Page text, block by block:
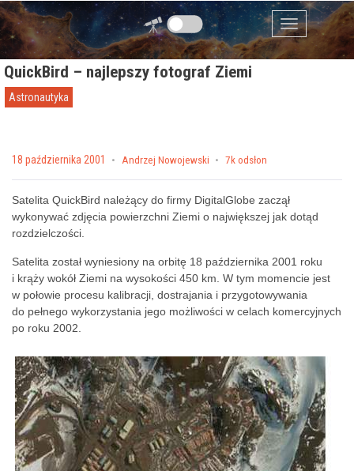
Przejdź do zawartości
Menu
QuickBird – najlepszy fotograf Ziemi
Astronautyka
Posted on
18 października 2001 by Andrzej Nowojewski 7k odsłon
Satelita QuickBird należący do firmy DigitalGlobe zaczął
wykonywać zdjęcia powierzchni Ziemi o największej jak dotąd
rozdzielczości.
Satelita został wyniesiony na orbitę 18 października 2001 roku
i krąży wokół Ziemi na wysokości 450 km. W tym momencie jest
w połowie procesu kalibracji, dostrajania i przygotowywania
do pełnego wykorzystania jego możliwości w celach komercyjnych
po roku 2002.